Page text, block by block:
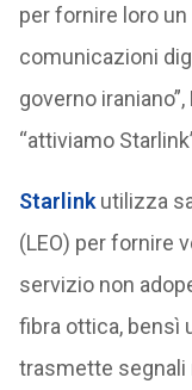
per fornire loro
comunicazioni
governo
“attiviamo
Starlinkutilizza
(LEO) per fornire
servizio non
fibra ottica, bensì
trasmette segnali